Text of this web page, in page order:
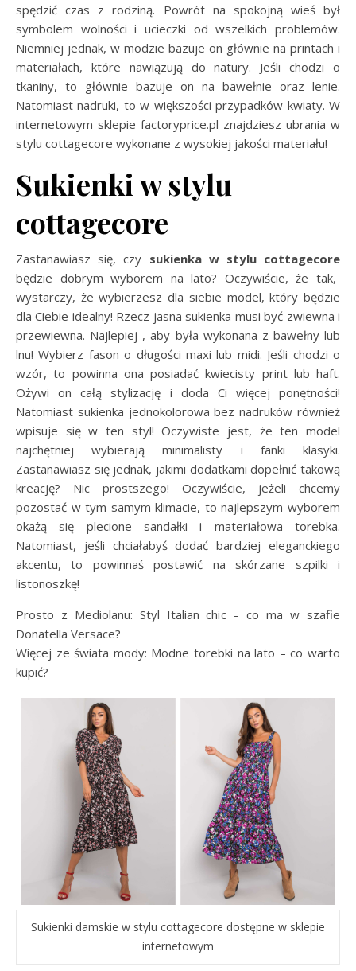
spędzić czas z rodziną. Powrót na spokojną wieś był
symbolem wolności i ucieczki od wszelkich problemów.
Niemniej jednak, w modzie bazuje on głównie na printach i
materiałach, które nawiązują do natury. Jeśli chodzi o
tkaniny, to głównie bazuje on na bawełnie oraz lenie.
Natomiast nadruki, to w większości przypadków kwiaty. W
internetowym sklepie factoryprice.pl znajdziesz ubrania w
stylu cottagecore wykonane z wysokiej jakości materiału!
Sukienki w stylu
cottagecore
Zastanawiasz się, czy sukienka w stylu cottagecore
będzie dobrym wyborem na lato? Oczywiście, że tak,
wystarczy, że wybierzesz dla siebie model, który będzie
dla Ciebie idealny! Rzecz jasna sukienka musi być zwiewna i
przewiewna. Najlepiej , aby była wykonana z bawełny lub
lnu! Wybierz fason o długości maxi lub midi. Jeśli chodzi o
wzór, to powinna ona posiadać kwiecisty print lub haft.
Ożywi on całą stylizację i doda Ci więcej ponętności!
Natomiast sukienka jednokolorowa bez nadruków również
wpisuje się w ten styl! Oczywiste jest, że ten model
najchętniej wybierają minimalisty i fanki klasyki.
Zastanawiasz się jednak, jakimi dodatkami dopełnić takową
kreację? Nic prostszego! Oczywiście, jeżeli chcemy
pozostać w tym samym klimacie, to najlepszym wyborem
okażą się plecione sandałki i materiałowa torebka.
Natomiast, jeśli chciałabyś dodać bardziej eleganckiego
akcentu, to powinnaś postawić na skórzane szpilki i
listonoszkę!
Prosto z Mediolanu: Styl Italian chic – co ma w szafie
Donatella Versace?
Więcej ze świata mody: Modne torebki na lato – co warto
kupić?
Sukienki damskie w stylu cottagecore dostępne w sklepie
internetowym